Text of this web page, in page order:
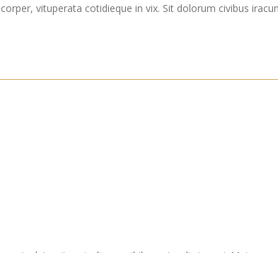
vituperata cotidieque in vix. Sit dolorum civibus